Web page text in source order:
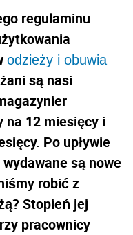
regulaminu
odzieży i obuwia
są nasi
12 miesięcy i
Po upływie
są nowe
robić z
Stopień jej
pracownicy